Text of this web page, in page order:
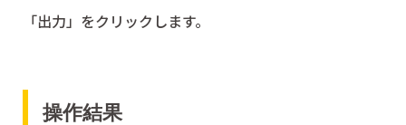
「出力」をクリックします。
操作結果